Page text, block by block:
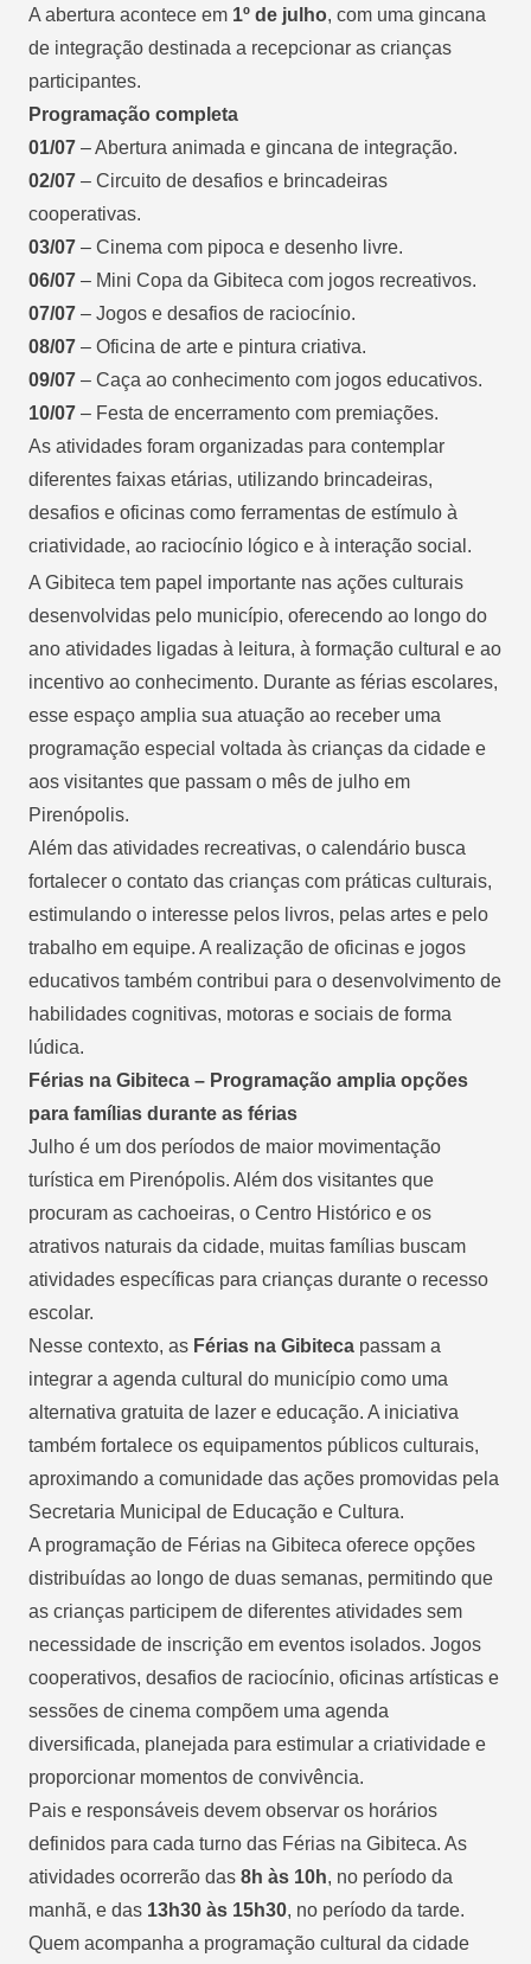
A abertura acontece em 1º de julho, com uma gincana
de integração destinada a recepcionar as crianças
participantes.
Programação completa
01/07 – Abertura animada e gincana de integração.
02/07 – Circuito de desafios e brincadeiras
cooperativas.
03/07 – Cinema com pipoca e desenho livre.
06/07 – Mini Copa da Gibiteca com jogos recreativos.
07/07 – Jogos e desafios de raciocínio.
08/07 – Oficina de arte e pintura criativa.
09/07 – Caça ao conhecimento com jogos educativos.
10/07 – Festa de encerramento com premiações.
As atividades foram organizadas para contemplar
diferentes faixas etárias, utilizando brincadeiras,
desafios e oficinas como ferramentas de estímulo à
criatividade, ao raciocínio lógico e à interação social.
A Gibiteca tem papel importante nas ações culturais
desenvolvidas pelo município, oferecendo ao longo do
ano atividades ligadas à leitura, à formação cultural e ao
incentivo ao conhecimento. Durante as férias escolares,
esse espaço amplia sua atuação ao receber uma
programação especial voltada às crianças da cidade e
aos visitantes que passam o mês de julho em
Pirenópolis.
Além das atividades recreativas, o calendário busca
fortalecer o contato das crianças com práticas culturais,
estimulando o interesse pelos livros, pelas artes e pelo
trabalho em equipe. A realização de oficinas e jogos
educativos também contribui para o desenvolvimento de
habilidades cognitivas, motoras e sociais de forma
lúdica.
Férias na Gibiteca – Programação amplia opções
para famílias durante as férias
Julho é um dos períodos de maior movimentação
turística em Pirenópolis. Além dos visitantes que
procuram as cachoeiras, o Centro Histórico e os
atrativos naturais da cidade, muitas famílias buscam
atividades específicas para crianças durante o recesso
escolar.
Nesse contexto, as Férias na Gibiteca passam a
integrar a agenda cultural do município como uma
alternativa gratuita de lazer e educação. A iniciativa
também fortalece os equipamentos públicos culturais,
aproximando a comunidade das ações promovidas pela
Secretaria Municipal de Educação e Cultura.
A programação de Férias na Gibiteca oferece opções
distribuídas ao longo de duas semanas, permitindo que
as crianças participem de diferentes atividades sem
necessidade de inscrição em eventos isolados. Jogos
cooperativos, desafios de raciocínio, oficinas artísticas e
sessões de cinema compõem uma agenda
diversificada, planejada para estimular a criatividade e
proporcionar momentos de convivência.
Pais e responsáveis devem observar os horários
definidos para cada turno das Férias na Gibiteca. As
atividades ocorrerão das 8h às 10h, no período da
manhã, e das 13h30 às 15h30, no período da tarde.
Quem acompanha a programação cultural da cidade